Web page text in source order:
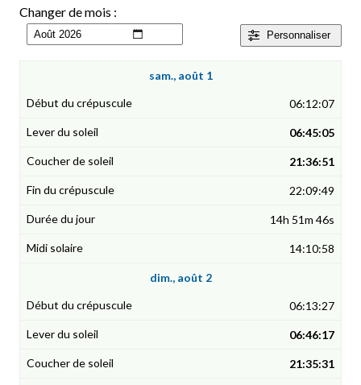
Personnaliser
Changer de mois :
sam., août 1
06:12:07
06:45:05
21:36:51
22:09:49
14h 51m 46s
14:10:58
dim., août 2
06:13:27
06:46:17
21:35:31